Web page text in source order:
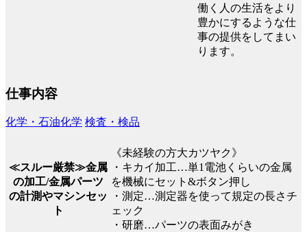
働く人の生活をより
豊かにするような仕
事の提供をしてまい
ります。
仕事内容
化学・石油化学 検査・検品
≪スルー厳禁≫金属
の加工/金属パーツ
の計測やマシンセッ
ト
《未経験の方大カツヤク》
・キカイ加工…単1電池くらいの金属
を機械にセット&ボタン押し
・測定…測定器を使って規定の長さチ
ェック
・研磨…パーツの表面みがき